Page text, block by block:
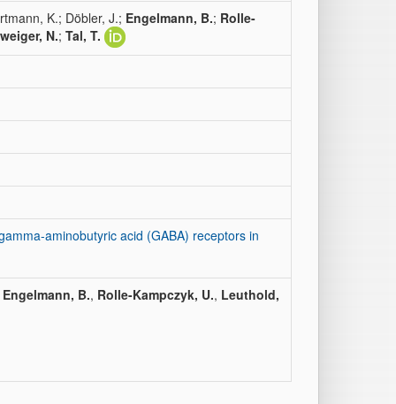
K.; Döbler, J.; Engelmann, B.; Rolle-
N.; Tal, T.
aminobutyric acid (GABA) receptors in
Engelmann, B., Rolle-Kampczyk, U., Leuthold,